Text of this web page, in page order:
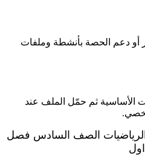
أو دعم الحصة بأنشطة وملفات
الأساسية ثم حمّل الملف عند
الصف السادس فصل
اول